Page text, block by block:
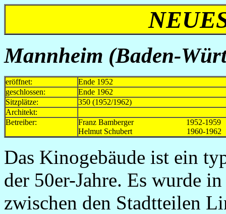
Mannheim (Baden-
eröffnet:
Ende 1952
geschlossen:
Ende 1962
Sitzplätze:
350 (1952/1962)
Architekt:
Betreiber:
Franz Bamberger 1952-1959
Helmut Schubert 1960-
Das Kinogebäude ist ein
der 50er-Jahre. Es wurde
zwischen den Stadtteilen